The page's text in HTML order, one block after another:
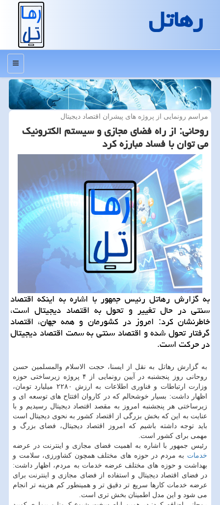
رهاتل
منو
مراسم رونمایی از پروژه های پیشران اقتصاد دیجیتال
روحانی: از راه فضای مجازی و سیستم الكترونیك
می توان با فساد مبارزه كرد
به گزارش رهاتل رئیس جمهور با اشاره به اینكه اقتصاد
سنتی در حال تغییر و تحول به اقتصاد دیجیتال است،
خاطرنشان كرد: امروز در كشورمان و همه جهان، اقتصاد
گرفتار تحول شده و اقتصاد سنتی به سمت اقتصاد دیجیتال
در حركت است.
به گزارش رهاتل به نقل از ایسنا، حجت الاسلام والمسلمین حسن
روحانی روز پنجشنبه در آیین رونمایی از ۴ پروژه زیرساختی حوزه
وزارت ارتباطات و فناوری اطلاعات به ارزش ۲۲۸۰ میلیارد تومان،
اظهار داشت: بسیار خوشحالم که در کاروان افتتاح های توسعه ای و
زیرساختی هر پنجشنبه امروز به مقصد اقتصاد دیجیتال رسیدیم و با
عنایت به این که بخش بزرگی از اقتصاد کشور به نحوی دیجیتال است
باید توجه داشته باشیم که امروز اقتصاد دیجیتال، فضای بزرگ و
مهمی برای کشور است.
رئیس جمهور با اشاره به اهمیت فضای مجازی و اینترنت در عرضه
خدمات به مردم در حوزه های مختلف همچون کشاورزی، سلامت و
بهداشت و حوزه های مختلف عرضه خدمات به مردم، اظهار داشت:
در فضای اقتصاد دیجیتال و استفاده از فضای مجازی و اینترنت برای
عرضه خدمات کارها سریع تر دقیق تر و همینطور کم هزینه تر انجام
می شود و این مدل اطمینان بخش تری است.